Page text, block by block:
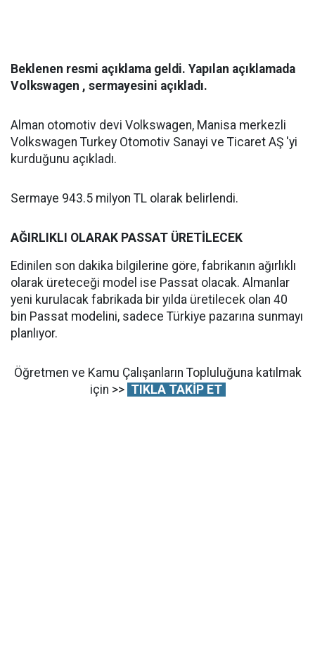
Beklenen resmi açıklama geldi. Yapılan açıklamada
Volkswagen , sermayesini açıkladı.
Alman otomotiv devi Volkswagen, Manisa merkezli
Volkswagen Turkey Otomotiv Sanayi ve Ticaret AŞ 'yi
kurduğunu açıkladı.
Sermaye 943.5 milyon TL olarak belirlendi.
AĞIRLIKLI OLARAK PASSAT ÜRETİLECEK
Edinilen son dakika bilgilerine göre, fabrikanın ağırlıklı
olarak üreteceği model ise Passat olacak. Almanlar
yeni kurulacak fabrikada bir yılda üretilecek olan 40
bin Passat modelini, sadece Türkiye pazarına sunmayı
planlıyor.
Öğretmen ve Kamu Çalışanların Topluluğuna katılmak
için >> TIKLA TAKİP ET